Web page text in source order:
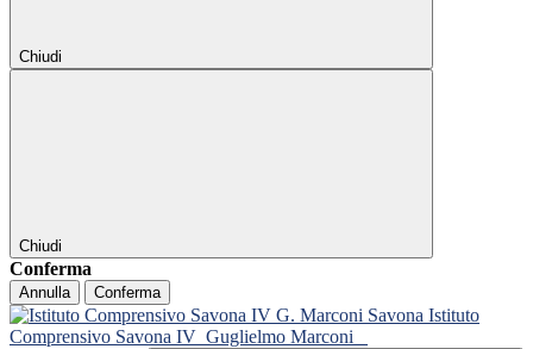
Chiudi
Chiudi
Conferma
Annulla Conferma
Istituto
Comprensivo Savona IV Guglielmo Marconi